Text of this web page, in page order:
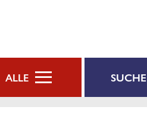
SUCHE
ALLE